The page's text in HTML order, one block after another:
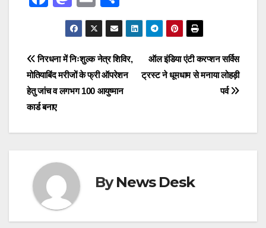
e
b
o
o
k
a
st
o
d
o
m
ail
h
ar
e
Post
navigation
ऑल इंडिया एंटी करप्शन सर्विस
ट्रस्ट ने धूमधाम से मनाया लोहड़ी
पर्व
निरधना में निःशुल्क नेत्र शिविर,
मोतियाबिंद मरीजों के फ्री ऑपरेशन
हेतु जांच व लगभग 100 आयुष्मान
कार्ड बनाए
ByNews Desk